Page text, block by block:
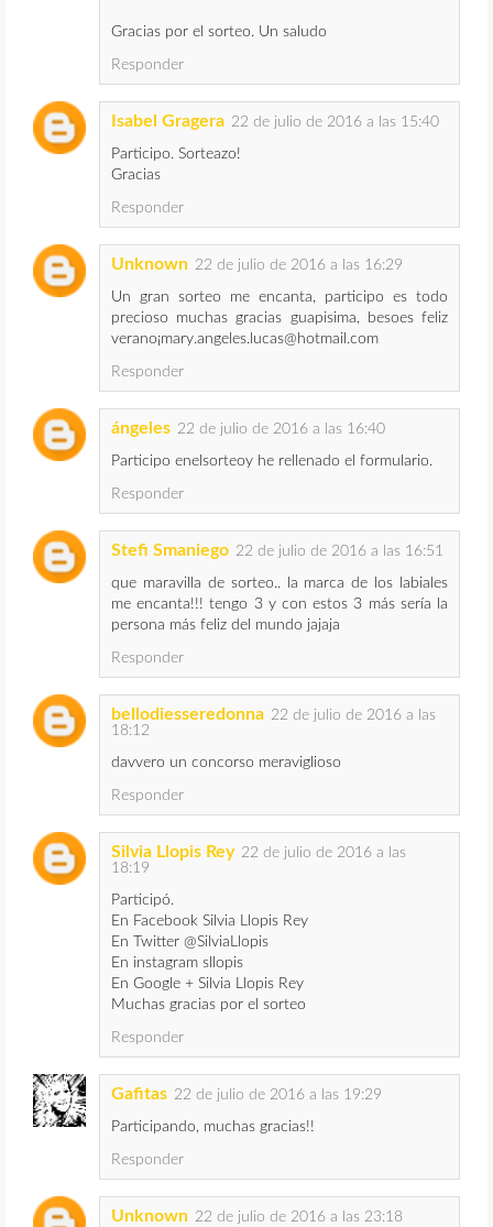
Gracias por el sorteo. Un saludo
Responder
Isabel Gragera 22 de julio de 2016 a las 15:40
Participo. Sorteazo!
Gracias
Responder
Unknown 22 de julio de 2016 a las 16:29
Un gran sorteo me encanta, participo es todo
precioso muchas gracias guapisima, besoes feliz
verano¡mary.angeles.lucas@hotmail.com
Responder
ángeles 22 de julio de 2016 a las 16:40
Participo enelsorteoy he rellenado el formulario.
Responder
Stefi Smaniego 22 de julio de 2016 a las 16:51
que maravilla de sorteo.. la marca de los labiales
me encanta!!! tengo 3 y con estos 3 más sería la
persona más feliz del mundo jajaja
Responder
bellodiesseredonna 22 de julio de 2016 a las
18:12
davvero un concorso meraviglioso
Responder
Silvia Llopis Rey 22 de julio de 2016 a las
18:19
Participó.
En Facebook Silvia Llopis Rey
En Twitter @SilviaLlopis
En instagram sllopis
En Google + Silvia Llopis Rey
Muchas gracias por el sorteo
Responder
Gafitas 22 de julio de 2016 a las 19:29
Participando, muchas gracias!!
Responder
Unknown 22 de julio de 2016 a las 23:18